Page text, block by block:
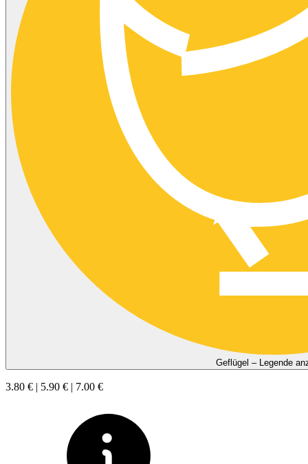
Geflügel – Legende
3.80 € | 5.90 € | 7.00 €